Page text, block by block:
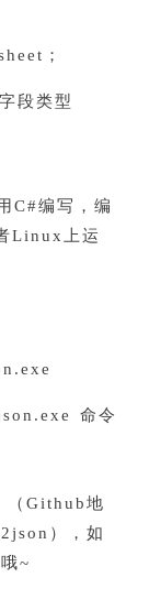
；
段类型
C#编写，编
Linux上运
命令
（Github地
），如
~